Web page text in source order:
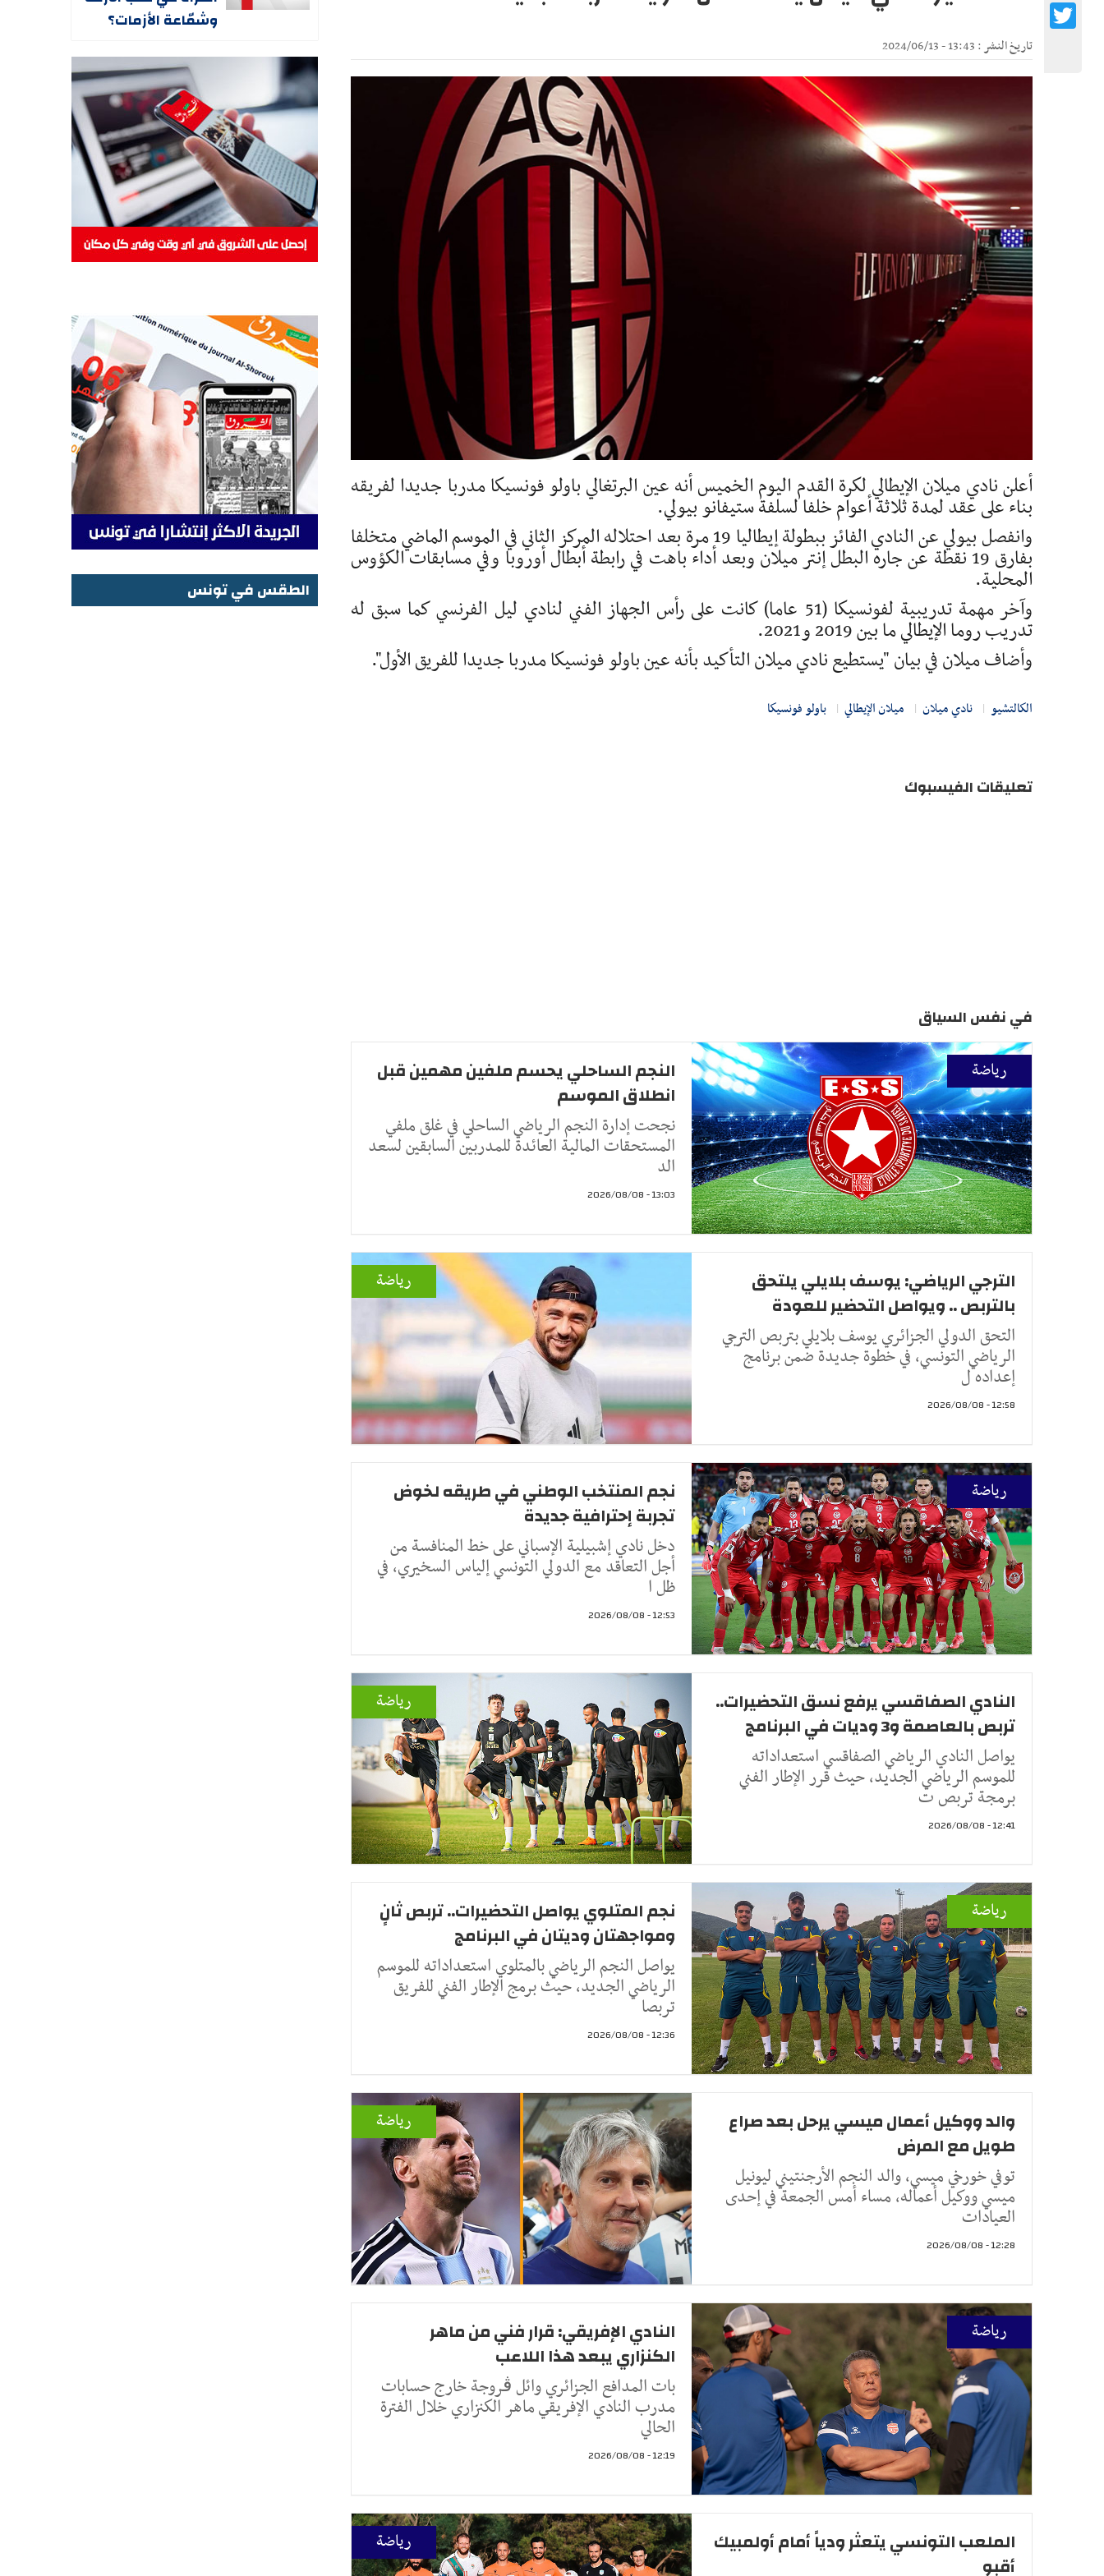
تاريخ النشر : 13:43 - 2024/06/13
أعلن نادي ميلان الإيطالي لكرة القدم اليوم الخميس أنه عين البرتغالي باولو فونسيكا مدربا جديدا لفريقه
بناء على عقد لمدة ثلاثة أعوام خلفا لسلفة ستيفانو بيولي.
وانفصل بيولي عن النادي الفائز ببطولة إيطاليا 19 مرة بعد احتلاله المركز الثاني في الموسم الماضي متخلفا
بفارق 19 نقطة عن جاره البطل إنتر ميلان وبعد أداء باهت في رابطة أبطال أوروبا وفي مسابقات الكؤوس
المحلية.
وآخر مهمة تدريبية لفونسيكا (51 عاما) كانت على رأس الجهاز الفني لنادي ليل الفرنسي كما سبق له
تدريب روما الإيطالي ما بين 2019 و2021.
وأضاف ميلان في بيان "يستطيع نادي ميلان التأكيد بأنه عين باولو فونسيكا مدربا جديدا للفريق الأول".
الكالتشيو نادي ميلان ميلان الإيطالي باولو فونسيكا
Twitter
تعليقات الفيسبوك
في نفس السياق
رياضة
النجم الساحلي يحسم ملفين مهمين قبل
انطلاق الموسم
نجحت إدارة النجم الرياضي الساحلي في غلق ملفي
المستحقات المالية العائدة للمدربين السابقين لسعد
الد
13:03 - 2026/08/08
رياضة
الترجي الرياضي: يوسف بلايلي يلتحق
بالتربص .. ويواصل التحضير للعودة
التحق الدولي الجزائري يوسف بلايلي بتربص الترجي
الرياضي التونسي، في خطوة جديدة ضمن برنامج
إعداده ل
12:58 - 2026/08/08
رياضة
نجم المنتخب الوطني في طريقه لخوض
تجربة إحترافية جديدة
دخل نادي إشبيلية الإسباني على خط المنافسة من
أجل التعاقد مع الدولي التونسي إلياس السخيري، في
ظل ا
12:53 - 2026/08/08
رياضة
النادي الصفاقسي يرفع نسق التحضيرات..
تربص بالعاصمة و3 وديات في البرنامج
يواصل النادي الرياضي الصفاقسي استعداداته
للموسم الرياضي الجديد، حيث قرر الإطار الفني
برمجة تربص ت
12:41 - 2026/08/08
رياضة
نجم المتلوي يواصل التحضيرات.. تربص ثانٍ
ومواجهتان وديتان في البرنامج
يواصل النجم الرياضي بالمتلوي استعداداته للموسم
الرياضي الجديد، حيث برمج الإطار الفني للفريق
تربصا
12:36 - 2026/08/08
رياضة
والد ووكيل أعمال ميسي يرحل بعد صراع
طويل مع المرض
توفي خورخي ميسي، والد النجم الأرجنتيني ليونيل
ميسي ووكيل أعماله، مساء أمس الجمعة في إحدى
العيادات
12:28 - 2026/08/08
رياضة
النادي الإفريقي: قرار فني من ماهر
الكنزاري يبعد هذا اللاعب
بات المدافع الجزائري وائل ڤروجة خارج حسابات
مدرب النادي الإفريقي ماهر الكنزاري خلال الفترة
الحالي
12:19 - 2026/08/08
رياضة
الملعب التونسي يتعثر ودياً أمام أولمبيك
أقبو
وشمّاعة الأزمات؟
الطقس في تونس